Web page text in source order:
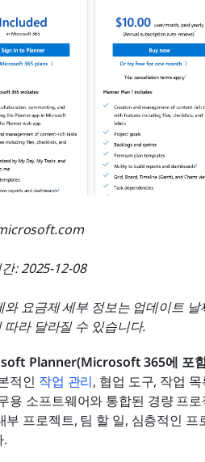
: 2025-12-08
와 요금제 세부 정보는 업데이트
따라 달라질 수 있습니다.
Planner(Microsoft 365에 포
적인 작업 관리, 협업 도구, 작업
용 소프트웨어와 통합된 경량 프
부 프로젝트, 팀 할 일, 심층적인
.